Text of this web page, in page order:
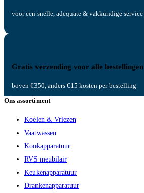
voor een snelle, adequate & vakkundige service
Gratis verzending voor alle bestellingen
boven €350, anders €15 kosten per bestelling
Ons assortiment
Koelen & Vriezen
Vaatwassen
Kookapparatuur
RVS meubilair
Keukenapparatuur
Drankenapparatuur